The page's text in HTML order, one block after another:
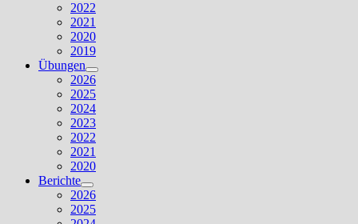
2022
2021
2020
2019
Übungen
Untermenü
anzeigen
2026
2025
2024
2023
2022
2021
2020
Berichte
Untermenü
anzeigen
2026
2025